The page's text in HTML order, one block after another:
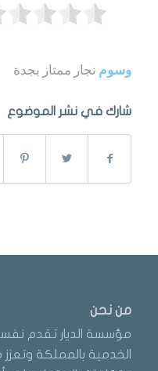
وسوم نجار ممتاز بجدة
شارك في نشر الموضوع
من نحن
مؤسسة الديار تقدم
الخدمية بالمملكة